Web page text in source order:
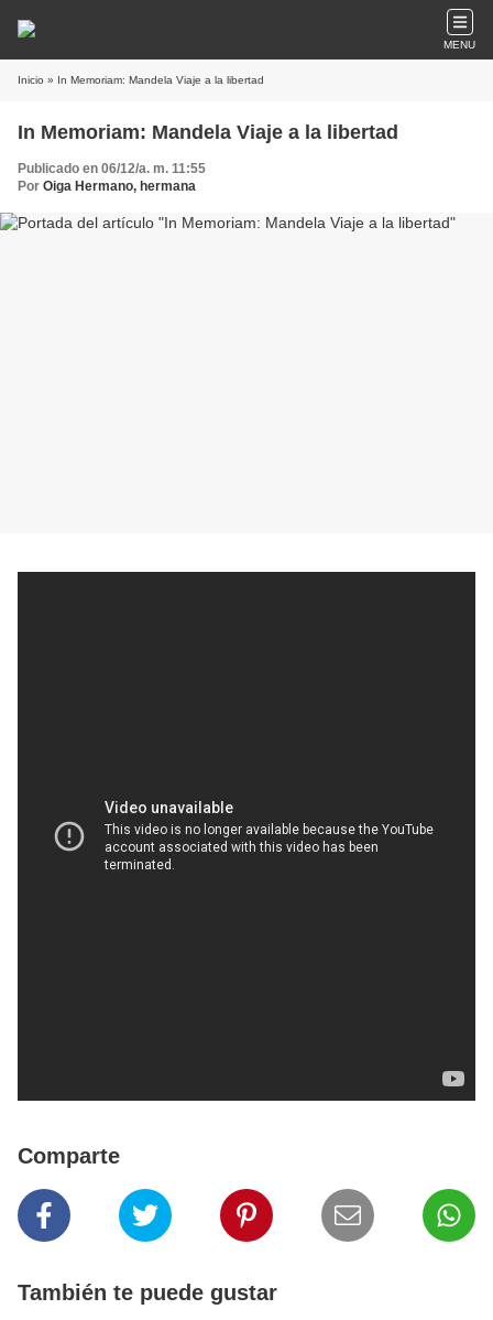
MENU
Inicio » In Memoriam: Mandela Viaje a la libertad
In Memoriam: Mandela Viaje a la libertad
Publicado en 06/12/a. m. 11:55
Por Oiga Hermano, hermana
Comparte
También te puede gustar